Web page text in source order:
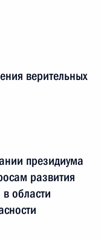
верительных
президиума
развития
области